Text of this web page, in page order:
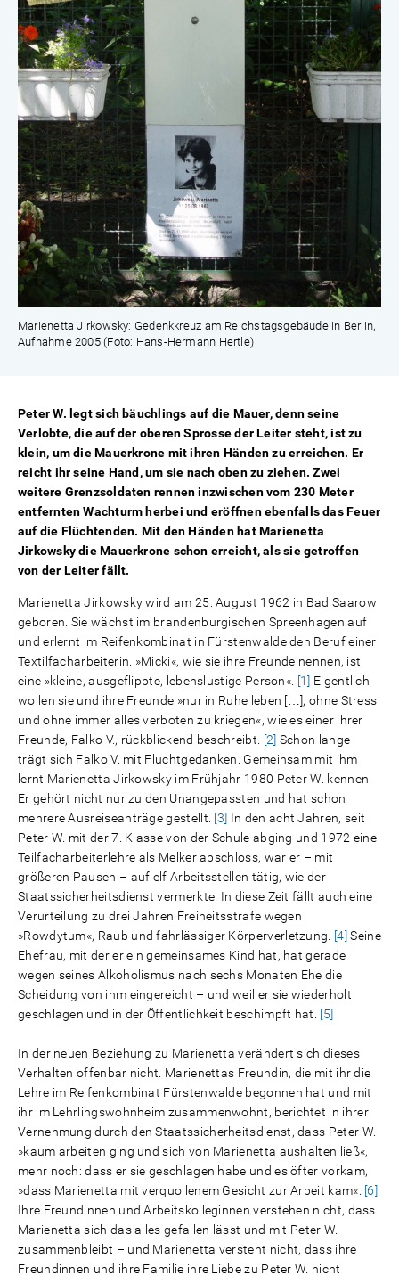
Marienetta Jirkowsky: Gedenkkreuz am Reichstagsgebäude in Berlin,
Aufnahme 2005 (Foto: Hans-Hermann Hertle)
Peter W. legt sich bäuchlings auf die Mauer, denn seine
Verlobte, die auf der oberen Sprosse der Leiter steht, ist zu
klein, um die Mauerkrone mit ihren Händen zu erreichen. Er
reicht ihr seine Hand, um sie nach oben zu ziehen. Zwei
weitere Grenzsoldaten rennen inzwischen vom 230 Meter
entfernten Wachturm herbei und eröffnen ebenfalls das Feuer
auf die Flüchtenden. Mit den Händen hat Marienetta
Jirkowsky die Mauerkrone schon erreicht, als sie getroffen
von der Leiter fällt.
Marienetta Jirkowsky wird am 25. August 1962 in Bad Saarow
geboren. Sie wächst im brandenburgischen Spreenhagen auf
und erlernt im Reifenkombinat in Fürstenwalde den Beruf einer
Textilfacharbeiterin. »Micki«, wie sie ihre Freunde nennen, ist
eine »kleine, ausgeflippte, lebenslustige Person«. [1] Eigentlich
wollen sie und ihre Freunde »nur in Ruhe leben […], ohne Stress
und ohne immer alles verboten zu kriegen«, wie es einer ihrer
Freunde, Falko V., rückblickend beschreibt. [2] Schon lange
trägt sich Falko V. mit Fluchtgedanken. Gemeinsam mit ihm
lernt Marienetta Jirkowsky im Frühjahr 1980 Peter W. kennen.
Er gehört nicht nur zu den Unangepassten und hat schon
mehrere Ausreiseanträge gestellt. [3] In den acht Jahren, seit
Peter W. mit der 7. Klasse von der Schule abging und 1972 eine
Teilfacharbeiterlehre als Melker abschloss, war er – mit
größeren Pausen – auf elf Arbeitsstellen tätig, wie der
Staatssicherheitsdienst vermerkte. In diese Zeit fällt auch eine
Verurteilung zu drei Jahren Freiheitsstrafe wegen
»Rowdytum«, Raub und fahrlässiger Körperverletzung. [4]Seine
Ehefrau, mit der er ein gemeinsames Kind hat, hat gerade
wegen seines Alkoholismus nach sechs Monaten Ehe die
Scheidung von ihm eingereicht – und weil er sie wiederholt
geschlagen und in der Öffentlichkeit beschimpft hat. [5]
In der neuen Beziehung zu Marienetta verändert sich dieses
Verhalten offenbar nicht. Marienettas Freundin, die mit ihr die
Lehre im Reifenkombinat Fürstenwalde begonnen hat und mit
ihr im Lehrlingswohnheim zusammenwohnt, berichtet in ihrer
Vernehmung durch den Staatssicherheitsdienst, dass Peter W.
»kaum arbeiten ging und sich von Marienetta aushalten ließ«,
mehr noch: dass er sie geschlagen habe und es öfter vorkam,
»dass Marienetta mit verquollenem Gesicht zur Arbeit kam«. [6]
Ihre Freundinnen und Arbeitskolleginnen verstehen nicht, dass
Marienetta sich das alles gefallen lässt und mit Peter W.
zusammenbleibt – und Marienetta versteht nicht, dass ihre
Freundinnen und ihre Familie ihre Liebe zu Peter W. nicht